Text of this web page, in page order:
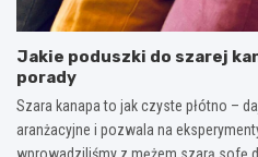
Jakie poduszki do szarej
porady
Szara kanapa to jak czyste płótno –
aranżacyjne i pozwala na
wprowadziliśmy z mężem szarą sofę